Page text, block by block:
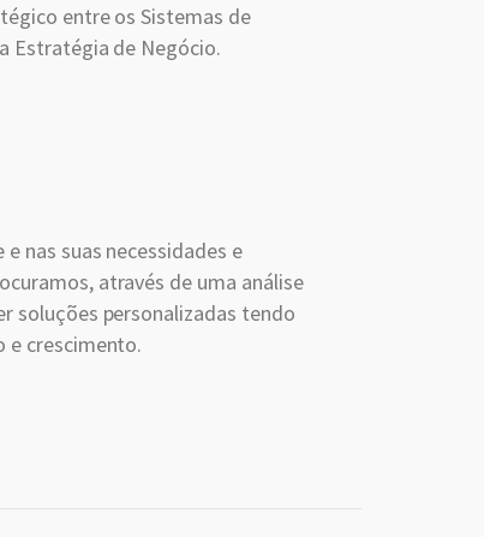
entre os Sistemas de
Estratégia de Negócio.
nas suas necessidades e
através de uma análise
soluções personalizadas tendo
e crescimento.